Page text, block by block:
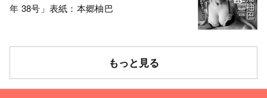
年 38号」表紙：本郷柚巴
もっと見る